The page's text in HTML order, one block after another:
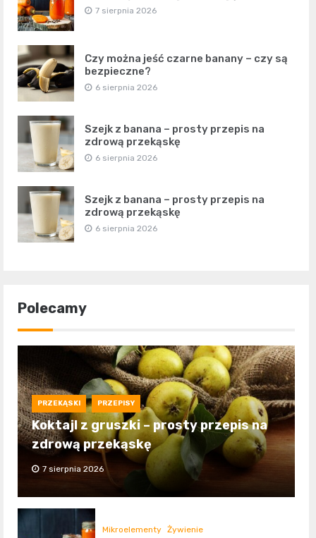
7 sierpnia 2026
Czy można jeść czarne banany – czy są
bezpieczne?
6 sierpnia 2026
Szejk z banana – prosty przepis na
zdrową przekąskę
6 sierpnia 2026
Szejk z banana – prosty przepis na
zdrową przekąskę
6 sierpnia 2026
Polecamy
PRZEKĄSKI PRZEPISY
Koktajl z gruszki – prosty przepis na
zdrową przekąskę
7 sierpnia 2026
Mikroelementy Żywienie